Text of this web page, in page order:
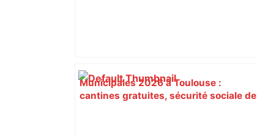
Municipales 2026 à Toulouse :
cantines gratuites, sécurité sociale de